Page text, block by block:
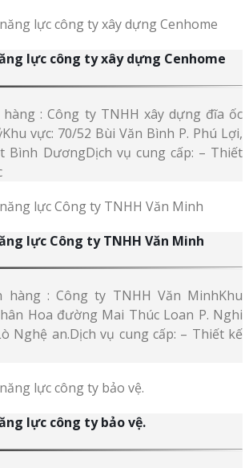
lực công ty xây dựng Cenhome
: Công ty TNHH xây dựng đĩa ốc
vực: 70/52 Bùi Văn Bình P. Phú Lợi,
Bình DươngDịch vụ cung cấp: – Thiết
lực Công ty TNHH Văn Minh
hàng : Công ty TNHH Văn MinhKhu
Hoa đường Mai Thúc Loan P. Nghi
Nghệ an.Dịch vụ cung cấp: – Thiết kế
lực công ty bảo vệ.